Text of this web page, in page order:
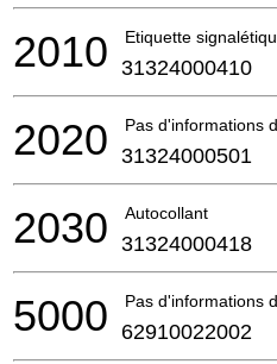
Etiquette
2010 31324000410
Pas d'informations
2020 31324000501
Autocollant
2030 31324000418
Pas d'informations
5000 62910022002